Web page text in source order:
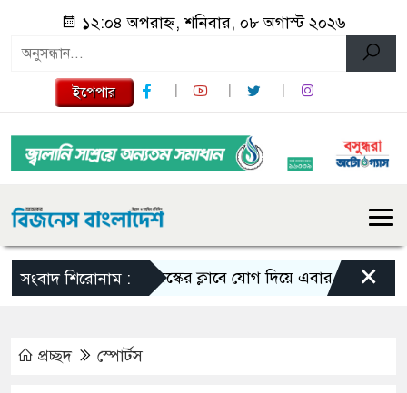
১২:০৪ অপরাহ্ন, শনিবার, ০৮ অগাস্ট ২০২৬
ইপেপার
সংবাদ শিরোনাম :তুরস্কের ক্লাবে যোগ দিয়ে এবার জমি পেলেন
×
প্রচ্ছদ স্পোর্টস